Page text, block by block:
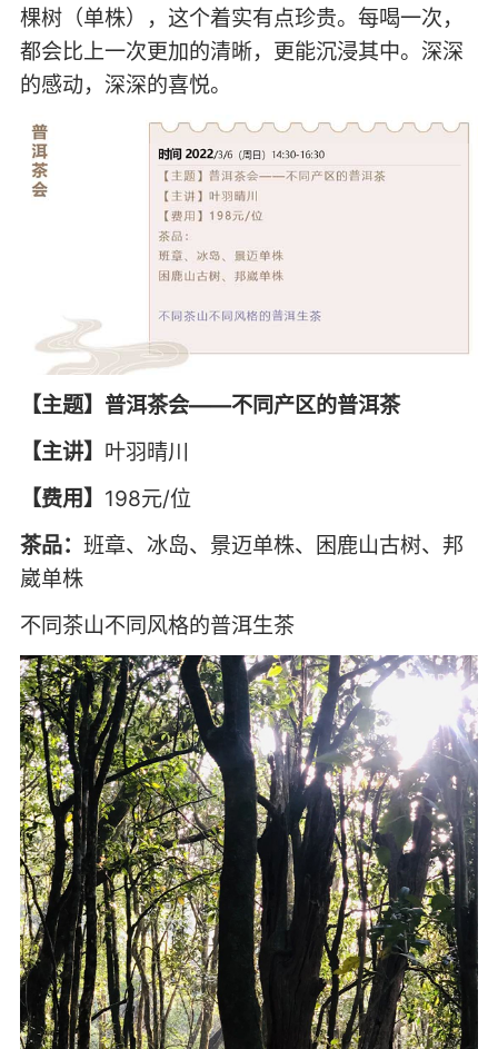
棵树（单株），这个着实有点珍贵。每喝一次，
都会比上一次更加的清晰，更能沉浸其中。深深
的感动，深深的喜悦。
【主题】普洱茶会——不同产区的普洱茶
【主讲】 叶羽晴川
【费用】 198元/位
茶品： 班章、冰岛、景迈单株、困鹿山古树、邦
崴单株
不同茶山不同风格的普洱生茶